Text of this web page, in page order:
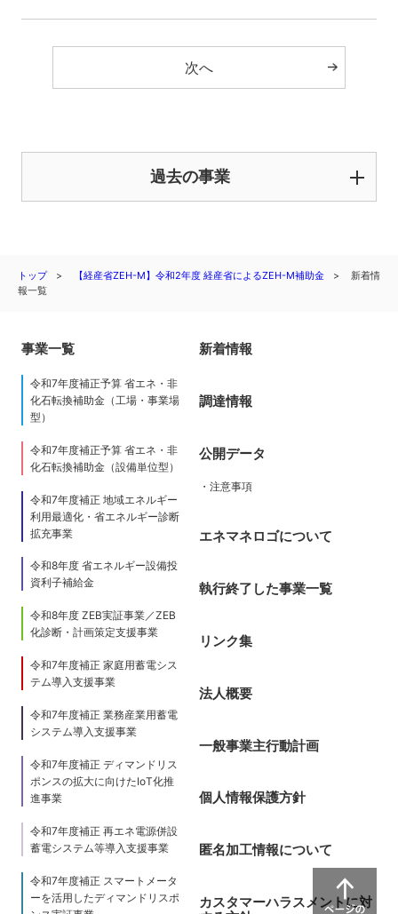
次へ
過去の事業
トップ 【経産省ZEH-M】令和2年度 経産省によるZEH-M補助金
新着情
報一覧
事業一覧
令和7年度補正予算 省エネ・非
化石転換補助金（工場・事業場
型）
令和7年度補正予算 省エネ・非
化石転換補助金（設備単位型）
令和7年度補正 地域エネルギー
利用最適化・省エネルギー診断
拡充事業
令和8年度 省エネルギー設備投
資利子補給金
令和8年度 ZEB実証事業／ZEB
化診断・計画策定支援事業
令和7年度補正 家庭用蓄電シス
テム導入支援事業
令和7年度補正 業務産業用蓄電
システム導入支援事業
令和7年度補正 ディマンドリス
ポンスの拡大に向けたIoT化推
進事業
令和7年度補正 再エネ電源併設
蓄電システム等導入支援事業
令和7年度補正 スマートメータ
ーを活用したディマンドリスポ
新着情報
調達情報
公開データ
・注意事項
エネマネロゴについて
執行終了した事業一覧
リンク集
法人概要
一般事業主行動計画
個人情報保護方針
匿名加工情報について
カスタマーハラスメントに対